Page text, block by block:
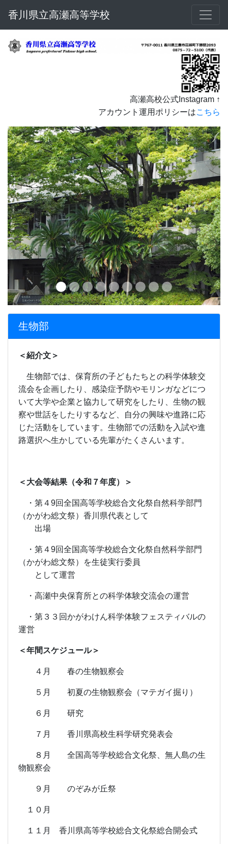
香川県立高瀬高等学校
高瀬高校公式Instagram ↑
アカウント運用ポリシーはこちら
生物部
＜紹介文＞
生物部では、保育所の子どもたちとの科学体験交
流会を企画したり、感染症予防やモリンガなどにつ
いて大学や企業と協力して研究をしたり、生物の観
察や世話をしたりするなど、自分の興味や進路に応
じた活動をしています。生物部での活動を入試や進
路選択へ生かしている先輩がたくさんいます。
＜大会等結果（令和７年度）＞
・第４9回全国高等学校総合文化祭自然科学部門
（かがわ総文祭）香川県代表として
出場
・第４9回全国高等学校総合文化祭自然科学部門
（かがわ総文祭）を生徒実行委員
として運営
・高瀬中央保育所との科学体験交流会の運営
・第３３回かがわけん科学体験フェスティバルの
運営
＜年間スケジュール＞
４月 春の生物観察会
５月 初夏の生物観察会（マテガイ掘り）
６月 研究
７月 香川県高校生科学研究発表会
８月 全国高等学校総合文化祭、無人島の生
物観察会
９月 のぞみが丘祭
１０月
１１月 香川県高等学校総合文化祭総合開会式